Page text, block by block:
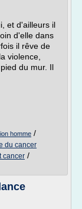
et d'ailleurs il
d'elle dans
il rêve de
violence,
du mur. Il
homme /
du cancer
cancer /